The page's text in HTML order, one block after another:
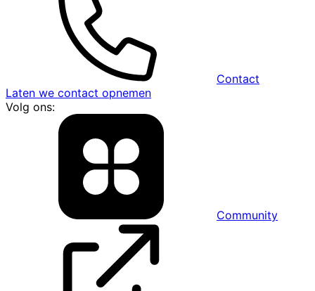
Contact
Laten we contact opnemen
Volg ons:
Community